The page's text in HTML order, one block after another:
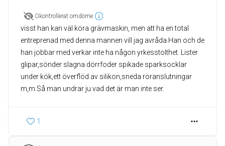
Okontrollerat omdöme
visst han kan väl köra grävmaskin, men att ha en total
entreprenad med denna mannen vill jag avråda.Han och de
han jobbar med verkar inte ha någon yrkesstolthet. Lister
glipar,sönder slagna dörrfoder spikade sparksocklar
under kök,ett överflöd av silikon,sneda röranslutningar
m,m.Så man undrar ju vad det är man inte ser.
1